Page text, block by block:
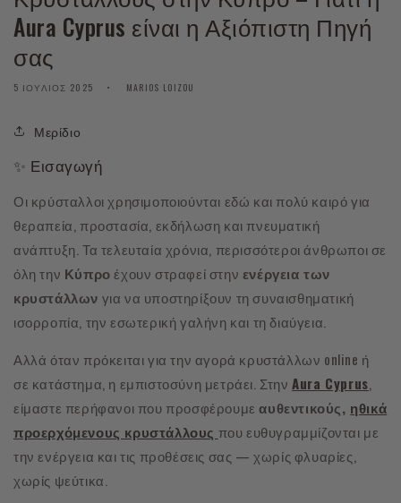
Aura Cyprus είναι η Αξιόπιστη Πηγή
σας
5 ΙΟΎΛΙΟΣ 2025 MARIOS LOIZOU
Μερίδιο
✨ Εισαγωγή
Οι κρύσταλλοι χρησιμοποιούνται εδώ και πολύ καιρό για
θεραπεία, προστασία, εκδήλωση και πνευματική
ανάπτυξη. Τα τελευταία χρόνια, περισσότεροι άνθρωποι σε
όλη την Κύπροέχουν στραφεί στην ενέργεια των
κρυστάλλων για να υποστηρίξουν τη συναισθηματική
ισορροπία, την εσωτερική γαλήνη και τη διαύγεια.
Αλλά όταν πρόκειται για την αγορά κρυστάλλων online ή
σε κατάστημα, η εμπιστοσύνη μετράει. ΣτηνAura Cyprus
είμαστε περήφανοι που προσφέρουμεαυθεντικούς, ηθικά
προερχόμενους κρυστάλλους που ευθυγραμμίζονται με
την ενέργεια και τις προθέσεις σας — χωρίς φλυαρίες,
χωρίς ψεύτικα.